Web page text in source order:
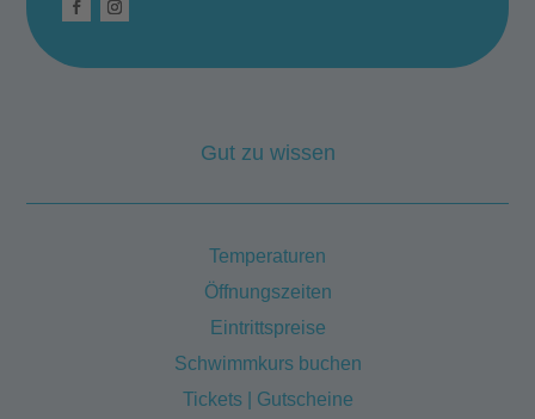
Gut zu wissen
Temperaturen
Öffnungszeiten
Eintrittspreise
Schwimmkurs buchen
Tickets | Gutscheine